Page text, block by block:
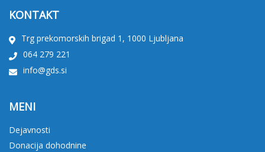
KONTAKT
Trg prekomorskih brigad 1, 1000 Ljubljana
064 279 221
info@gds.si
MENI
Dejavnosti
Donacija dohodnine